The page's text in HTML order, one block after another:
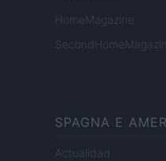
HomeMagazine
SPAGNA E
Actualidad